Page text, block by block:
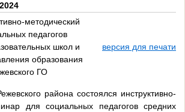
методический
педагогов
школ и
образования
ГО
версия для печати
района состоялся инструктивно-
для социальных педагогов средних